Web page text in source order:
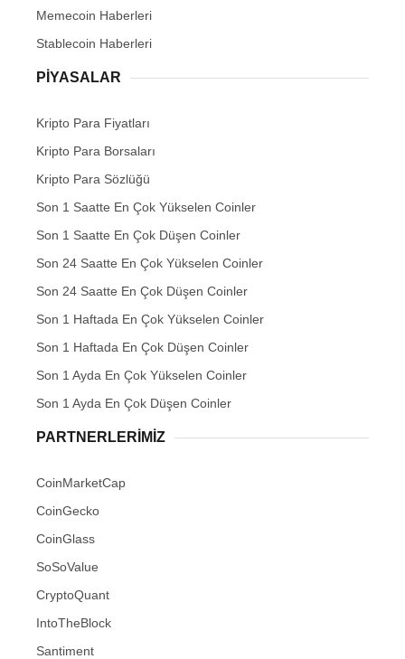
Memecoin Haberleri
Stablecoin Haberleri
PIYASALAR
Kripto Para Fiyatları
Kripto Para Borsaları
Kripto Para Sözlüğü
Son 1 Saatte En Çok Yükselen Coinler
Son 1 Saatte En Çok Düşen Coinler
Son 24 Saatte En Çok Yükselen Coinler
Son 24 Saatte En Çok Düşen Coinler
Son 1 Haftada En Çok Yükselen Coinler
Son 1 Haftada En Çok Düşen Coinler
Son 1 Ayda En Çok Yükselen Coinler
Son 1 Ayda En Çok Düşen Coinler
PARTNERLERIMIZ
CoinMarketCap
CoinGecko
CoinGlass
SoSoValue
CryptoQuant
IntoTheBlock
Santiment